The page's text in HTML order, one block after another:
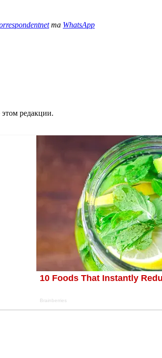
та WhatsApp
редакции.